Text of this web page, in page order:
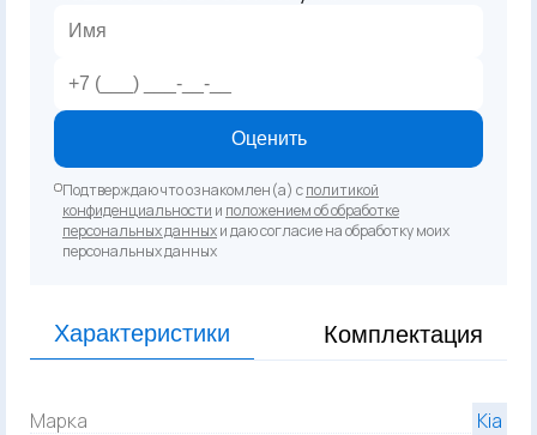
Оценить
Подтверждаю что ознакомлен(а) сполитикой
конфиденциальности и положением об обработке
персональных данныхи даю согласие на обработку моих
персональных данных
Характеристики Комплектация
Марка
Kia